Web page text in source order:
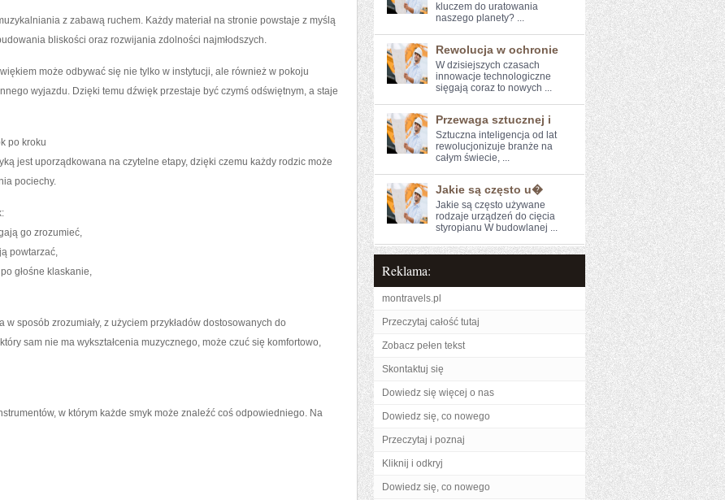
z zabawą ruchem. Każdy materiał na stronie powstaje z myślą
bliskości oraz rozwijania zdolności najmłodszych.
może odbywać się nie tylko w instytucji, ale również w pokoju
wyjazdu. Dzięki temu dźwięk przestaje być czymś odświętnym, a staje
po kroku
jest uporządkowana na czytelne etapy, dzięki czemu każdy rodzic może
pociechy.
go zrozumieć,
powtarzać,
głośne klaskanie,
w sposób zrozumiały, z użyciem przykładów dostosowanych do
sam nie ma wykształcenia muzycznego, może czuć się komfortowo,
w którym każde smyk może znaleźć coś odpowiedniego. Na
kluczem do uratowania
naszego ⁣planety? ...
Rewolucja w ochronie
W dzisiejszych czasach‍
innowacje technologiczne
sięgają coraz to nowych ...
Przewaga sztucznej i
Sztuczna inteligencja od lat
rewolucjonizuje ⁢branże na
całym świecie, ...
Jakie są często u�
Jakie są często używane
rodzaje urządzeń do cięcia
styropianu W budowlanej ...
Reklama:
montravels.pl
Przeczytaj całość tutaj
Zobacz pełen tekst
Skontaktuj się
Dowiedz się więcej o nas
Dowiedz się, co nowego
Przeczytaj i poznaj
Kliknij i odkryj
Dowiedz się, co nowego